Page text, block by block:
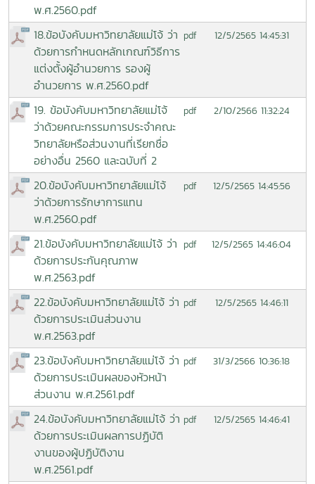
พ.ศ.2560.pdf
18.ข้อบังคับมหาวิทยาลัยแม่โจ้ ว่า
ด้วยการกำหนดหลักเกณฑ์วิธีการ
แต่งตั้งผู้อำนวยการ รองผู้
อำนวยการ พ.ศ.2560.pdf
pdf 12/5/2565 14:45:31
19. ข้อบังคับมหาวิทยาลัยแม่โจ้
ว่าด้วยคณะกรรมการประจำคณะ
วิทยาลัยหรือส่วนงานที่เรียกชื่อ
อย่างอื่น 2560 และฉบับที่ 2
pdf 2/10/2566 11:32:24
20.ข้อบังคับมหาวิทยาลัยแม่โจ้
ว่าด้วยการรักษาการแทน
พ.ศ.2560.pdf
pdf 12/5/2565 14:45:56
21.ข้อบังคับมหาวิทยาลัยแม่โจ้ ว่า
ด้วยการประกันคุณภาพ
พ.ศ.2563.pdf
pdf 12/5/2565 14:46:04
22.ข้อบังคับมหาวิทยาลัยแม่โจ้ ว่า
ด้วยการประเมินส่วนงาน
พ.ศ.2563.pdf
pdf 12/5/2565 14:46:11
23.ข้อบังคับมหาวิทยาลัยแม่โจ้ ว่า
ด้วยการประเมินผลของหัวหน้า
ส่วนงาน พ.ศ.2561.pdf
pdf 31/3/2566 10:36:18
24.ข้อบังคับมหาวิทยาลัยแม่โจ้ ว่า
ด้วยการประเมินผลการปฏิบัติ
งานของผู้ปฏิบัติงาน
พ.ศ.2561.pdf
pdf 12/5/2565 14:46:41